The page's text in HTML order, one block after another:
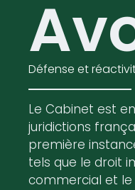
Défense et
Le Cabinet est
juridictions
première
tels que le droit
commercial et